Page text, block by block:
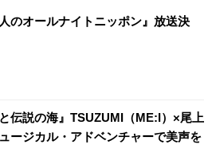
人のオールナイトニッポン』放送決
と伝説の海』TSUZUMI（ME:I）×尾上
ージカル・アドベンチャーで美声を